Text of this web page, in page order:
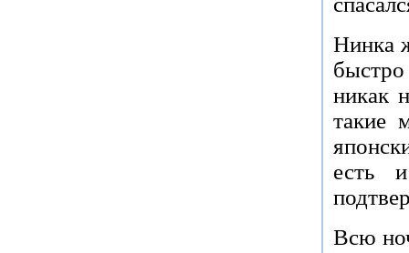
Нинка
никак
такие
есть
Всю